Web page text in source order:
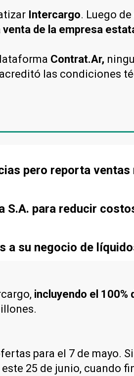
Intercargo. Luego
de la empresa
Contrat.Ar,
las condiciones
pero reporta
S.A. para reducir
a su negocio de
incluyendo el 100%
para el 7 de mayo.
25 de junio, cuando